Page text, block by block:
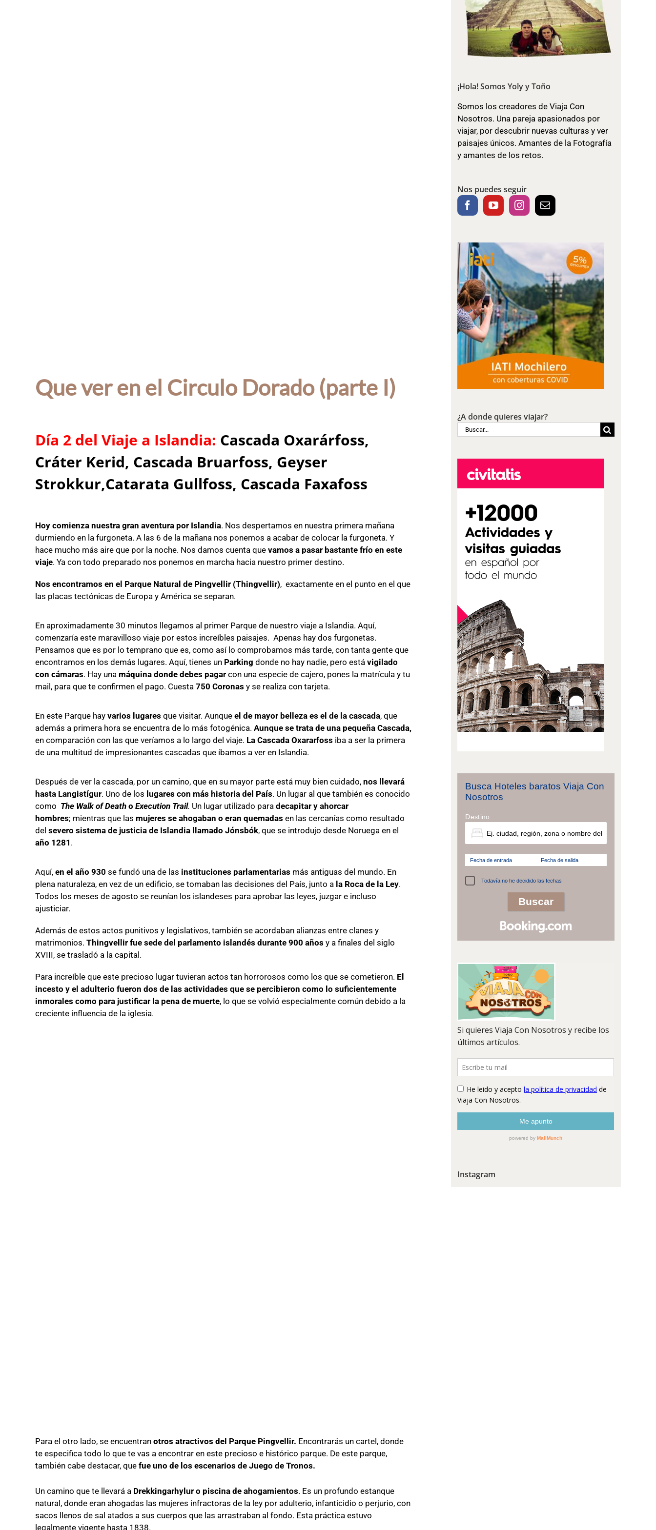
Que ver en el Circulo Dorado (parte I)
Día 2 del Viaje a Islandia: Cascada Oxarárfoss,
Cráter Kerid, Cascada Bruarfoss, Geyser
Strokkur,Catarata Gullfoss, Cascada Faxafoss
Hoy comienza nuestra gran aventura por Islandia. Nos despertamos en nuestra primera mañana
durmiendo en la furgoneta. A las 6 de la mañana nos ponemos a acabar de colocar la furgoneta. Y
hace mucho más aire que por la noche. Nos damos cuenta que vamos a pasar bastante frío en este
viaje. Ya con todo preparado nos ponemos en marcha hacia nuestro primer destino.
Nos encontramos en el Parque Natural de Pingvellir (Thingvellir), exactamente en el punto en el que
las placas tectónicas de Europa y América se separan.
En aproximadamente 30 minutos llegamos al primer Parque de nuestro viaje a Islandia. Aquí,
comenzaría este maravilloso viaje por estos increíbles paisajes. Apenas hay dos furgonetas.
Pensamos que es por lo temprano que es, como así lo comprobamos más tarde, con tanta gente que
encontramos en los demás lugares. Aquí, tienes un Parking donde no hay nadie, pero está vigilado
con cámaras. Hay una máquina donde debes pagarcon una especie de cajero, pones la matrícula y tu
mail, para que te confirmen el pago. Cuesta 750 Coronas y se realiza con tarjeta.
En este Parque hay varios lugares que visitar. Aunque el de mayor belleza es el de la cascada, que
además a primera hora se encuentra de lo más fotogénica. Aunque se trata de una pequeña Cascada,
en comparación con las que veríamos a lo largo del viaje. La Cascada Oxararfoss iba a ser la primera
de una multitud de impresionantes cascadas que íbamos a ver en Islandia.
Después de ver la cascada, por un camino, que en su mayor parte está muy bien cuidado, nos llevará
hasta Langistígur. Uno de los lugares con más historia del País. Un lugar al que también es conocido
como The Walk of Deatho Execution Trail. Un lugar utilizado para decapitar y ahorcar
hombres; mientras que las mujeres se ahogaban o eran quemadas en las cercanías como resultado
del severo sistema de justicia de Islandia llamado Jónsbók, que se introdujo desde Noruega en el
año 1281 .
Aquí, en el año 930 se fundó una de las instituciones parlamentarias más antiguas del mundo. En
plena naturaleza, en vez de un edificio, se tomaban las decisiones del País, junto ala Roca de la Ley.
Todos los meses de agosto se reunían los islandeses para aprobar las leyes, juzgar e incluso
ajusticiar.
Además de estos actos punitivos y legislativos, también se acordaban alianzas entre clanes y
matrimonios. Thingvellir fue sede del parlamento islandés durante 900 años y a finales del siglo
XVIII, se trasladó a la capital.
Para increíble que este precioso lugar tuvieran actos tan horrorosos como los que se cometieron. El
incesto y el adulterio fueron dos de las actividades que se percibieron como lo suficientemente
inmorales como para justificar la pena de muerte, lo que se volvió especialmente común debido a la
creciente influencia de la iglesia.
Para el otro lado, se encuentran otros atractivos del Parque Pingvellir. Encontrarás un cartel, donde
te especifica todo lo que te vas a encontrar en este precioso e histórico parque. De este parque,
también cabe destacar, que fue uno de los escenarios de Juego de Tronos.
Un camino que te llevará a Drekkingarhylur o piscina de ahogamientos. Es un profundo estanque
natural, donde eran ahogadas las mujeres infractoras de la ley por adulterio, infanticidio o perjurio, con
sacos llenos de sal atados a sus cuerpos que las arrastraban al fondo. Esta práctica estuvo
legalmente vigente hasta 1838.
¡Hola! Somos Yoly y Toño
Somos los creadores de Viaja Con
Nosotros. Una pareja apasionados por
viajar, por descubrir nuevas culturas y ver
paisajes únicos. Amantes de la Fotografía
y amantes de los retos.
Nos puedes seguir
¿A donde quieres viajar?
Buscar:
Busca Hoteles baratos Viaja Con
Nosotros
Destino
Fecha de entrada Fecha de salida
Todavía no he decidido las fechas
Instagram